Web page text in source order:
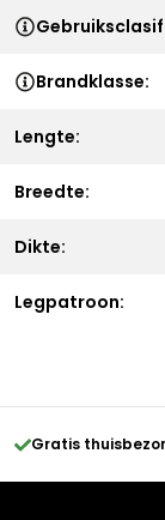
Brandklasse:
Lengte:
Breedte:
Dikte:
Legpatroon:
Gratis